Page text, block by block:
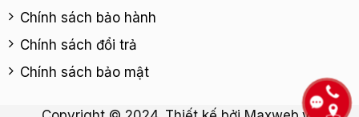
Chính sách bảo hành
Chính sách đổi trả
Chính sách bảo mật